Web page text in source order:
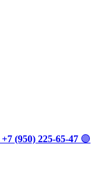
+7 (950) 225-65-47 🟣